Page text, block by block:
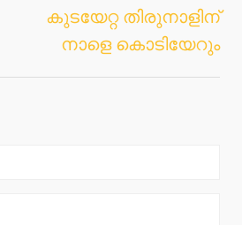
കുടയേറ്റ തിരുനാളിന്
നാളെ കൊടിയേറും